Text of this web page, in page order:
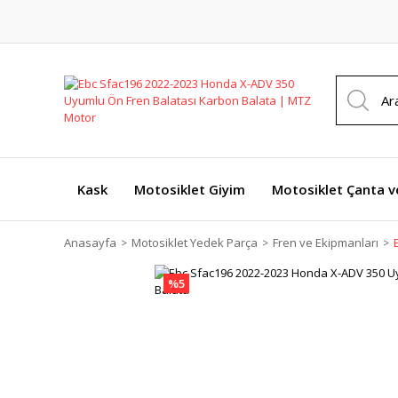
Kask Motosiklet Giyim Motosiklet Çanta
Anasayfa Motosiklet Yedek Parça Fren ve Ekipmanları
%5